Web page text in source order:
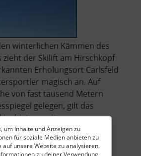
um Inhalte und Anzeigen zu
für soziale Medien anbieten zu
auf unsere Website zu analysieren.
zu deiner Verwendung
winterlichen Kämmen des
zieht der Skilift am Hirschkopf
Erholungsort Carlsfeld
magisch an. Auf
von fast tausend Metern
gelegen, gilt das
unweit von .. »